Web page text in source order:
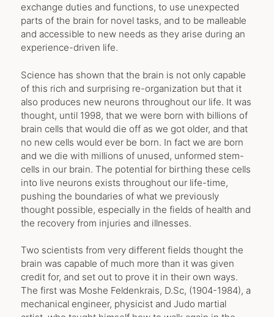
exchange duties and functions, to use unexpected
parts of the brain for novel tasks, and to be malleable
and accessible to new needs as they arise during an
experience-driven life.
Science has shown that the brain is not only capable
of this rich and surprising re-organization but that it
also produces new neurons throughout our life. It was
thought, until 1998, that we were born with billions of
brain cells that would die off as we got older, and that
no new cells would ever be born. In fact we are born
and we die with millions of unused, unformed stem-
cells in our brain. The potential for birthing these cells
into live neurons exists throughout our life-time,
pushing the boundaries of what we previously
thought possible, especially in the fields of health and
the recovery from injuries and illnesses.
Two scientists from very different fields thought the
brain was capable of much more than it was given
credit for, and set out to prove it in their own ways.
The first was Moshe Feldenkrais, D.Sc, (1904-1984), a
mechanical engineer, physicist and Judo martial